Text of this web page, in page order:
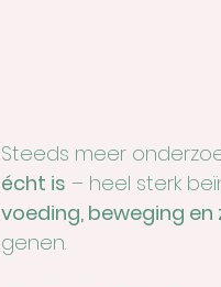
Steeds meer
écht is – heel sterk
voeding, beweging
genen.